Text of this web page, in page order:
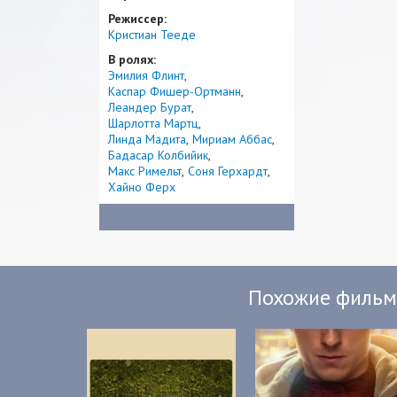
Режиссер:
Кристиан Тееде
В ролях:
Эмилия Флинт
Каспар Фишер-Ортманн
Леандер Бурат
Шарлотта Мартц
Линда Мадита Мириам Аббас
Бадасар Колбийик
Макс Римельт Соня Герхардт
Хайно Ферх
Похожие